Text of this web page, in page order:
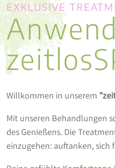
EXKLUSIVE
Willkommen in unserem
Mit unseren Behandlungen
des Genießens. Die
einzugehen: auftanken, sich